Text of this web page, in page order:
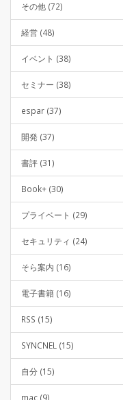
その他 (72)
経営 (48)
イベント (38)
セミナー (38)
espar (37)
開発 (37)
書評 (31)
Book+ (30)
プライベート (29)
セキュリティ (24)
そら案内 (16)
電子書籍 (16)
RSS (15)
SYNCNEL (15)
自分 (15)
mac (9)